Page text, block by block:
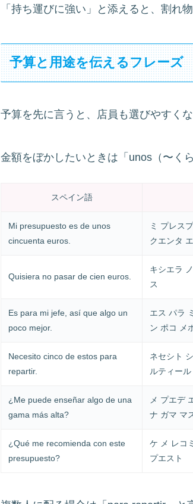
「持ち運びに強い」と添えると、割れ
予算と用途を伝えるフレーズ
予算を先に言うと、店員も選びやすくな
金額をぼかしたいときは「unos（〜く
スペイン語
Mi presupuesto es de unos
cincuenta euros.
ミ プレス
クエンタ
Quisiera no pasar de cien euros.
キシエラ
ス
Es para mi jefe, así que algo un
poco mejor.
エス パラ
ン ポコ メ
Necesito cinco de estos para
repartir.
ネセシト
ルティール
¿Me puede enseñar algo de una
gama más alta?
メ プエデ
ナ ガマ マ
¿Qué me recomienda con este
presupuesto?
ケ メ レコ
プエスト